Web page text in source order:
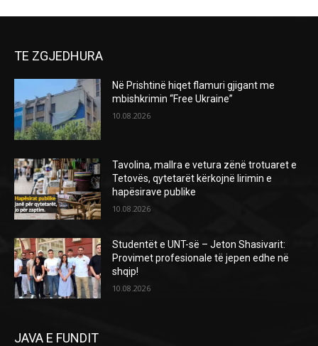
TE ZGJEDHURA
Në Prishtinë hiqet flamuri gjigant me
mbishkrimin “Free Ukraine”
10.08.2026
Tavolina, mallra e vetura zënë trotuaret e
Tetovës, qytetarët kërkojnë lirimin e
hapësirave publike
10.08.2026
Studentët e UNT-së – Jeton Shasivarit:
Provimet profesionale të jepen edhe në
shqip!
10.08.2026
JAVA E FUNDIT